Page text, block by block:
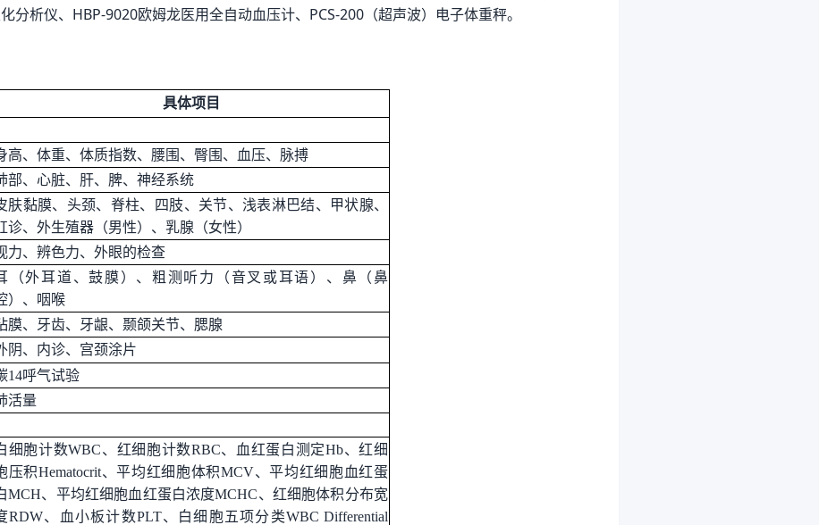
分析仪、HBP-9020欧姆龙医用全自动血压计、PCS-200（超声波）电子体重秤。
具体项目
高、体重、体质指数、腰围、臀围、血压、脉搏
部、心脏、肝、脾、神经系统
肤黏膜、头颈、脊柱、四肢、关节、浅表淋巴结、甲状腺、
诊、外生殖器（男性）、乳腺（女性）
力、辨色力、外眼的检查
（外耳道、鼓膜）、粗测听力（音叉或耳语）、鼻（鼻
）、咽喉
膜、牙齿、牙龈、颞颌关节、腮腺
阴、内诊、宫颈涂片
14呼气试验
活量
细胞计数WBC、 红细胞计数RBC、 血红蛋白测定Hb、红细
压积Hematocrit、平均红细胞体积MCV、平均红细胞血红蛋
MCH、平均红细胞血红蛋白浓度MCHC、红细胞体积分布宽
RDW、 血小板计数PLT、 白细胞五项分类WBC Differential